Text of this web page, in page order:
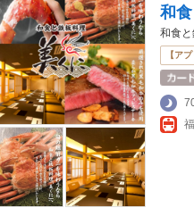
和
和食と
【ア